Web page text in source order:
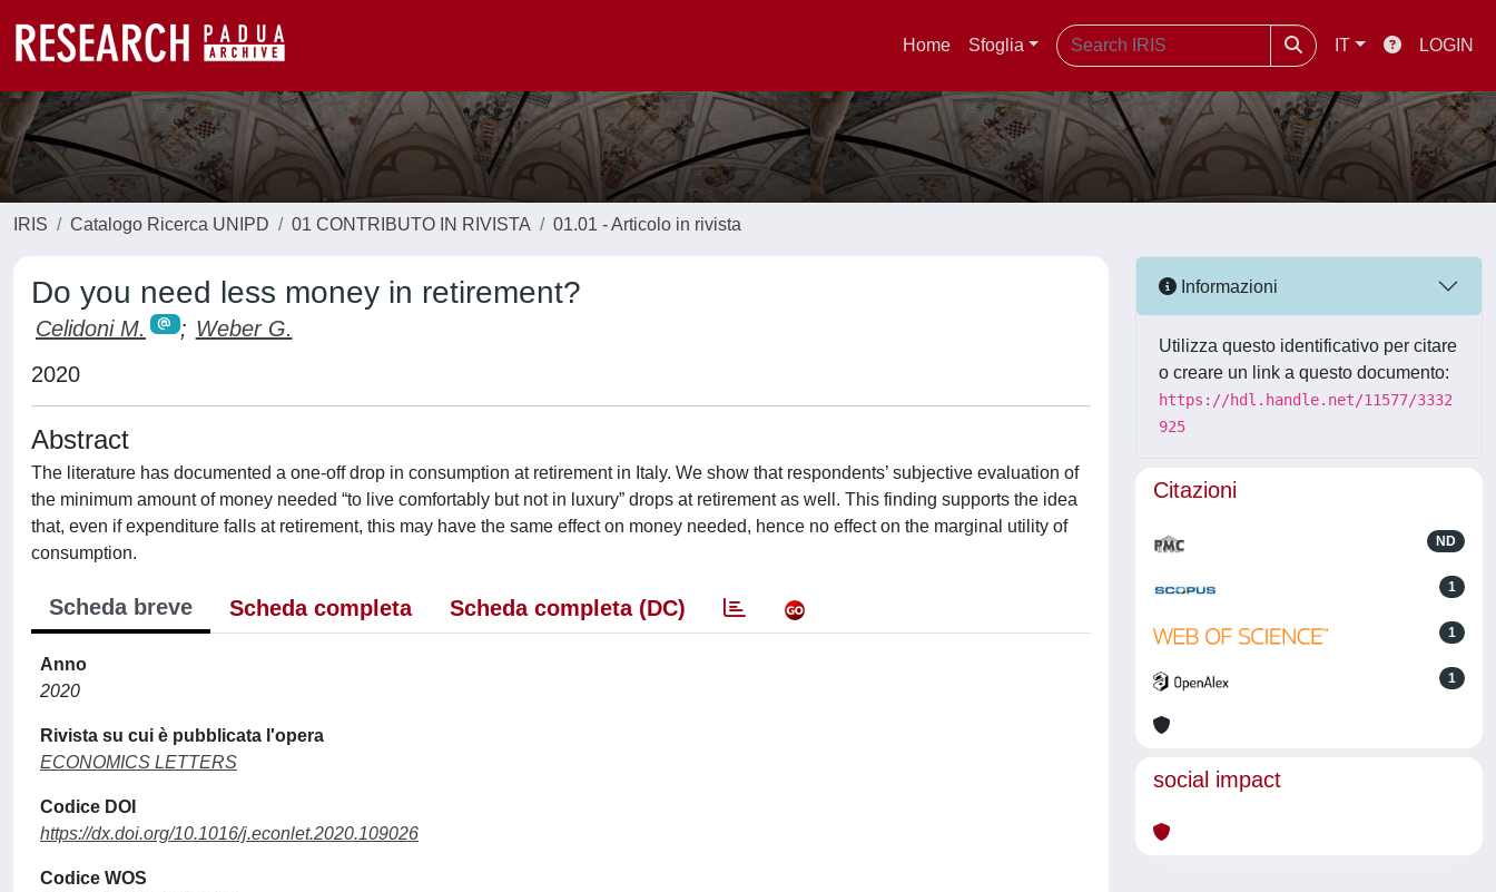
Home Sfoglia IT LOGIN
IRIS Catalogo Ricerca UNIPD 01 CONTRIBUTO IN RIVISTA 01.01 - Articolo in rivista
Do you need less money in retirement?
Celidoni M. ; Weber G.
2020
Abstract
The literature has documented a one-off drop in consumption at retirement in Italy. We show that respondents’ subjective evaluation of
the minimum amount of money needed “to live comfortably but not in luxury” drops at retirement as well. This finding supports the idea
that, even if expenditure falls at retirement, this may have the same effect on money needed, hence no effect on the marginal utility of
consumption.
Scheda breve Scheda completa Scheda completa (DC)
Anno
2020
Rivista su cui è pubblicata l'opera
ECONOMICS LETTERS
Codice DOI
https://dx.doi.org/10.1016/j.econlet.2020.109026
Codice WOS
Informazioni
Utilizza questo identificativo per citare
o creare un link a questo documento:
https://hdl.handle.net/11577/3332
925
Citazioni
ND
1
1
1
social impact